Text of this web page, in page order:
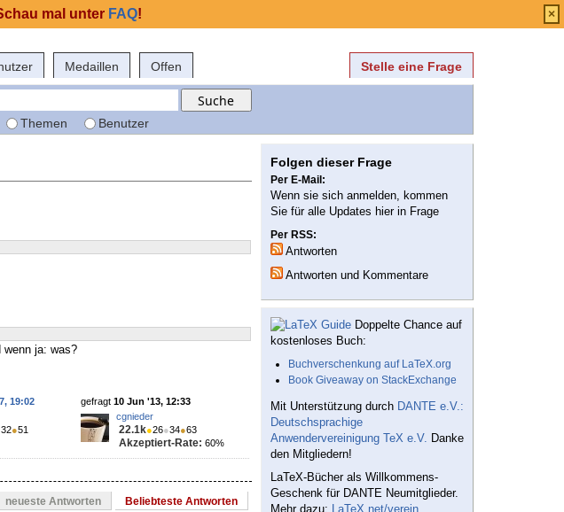
Medaillen Offen Stelle eine Frage
Themen Benutzer
wenn ja: was?
gefragt 10 Jun '13, 12:33
cgnieder
22.1k●26●34●63
Akzeptiert-Rate: 60%
19:02
32●51
neueste Antworten Beliebteste Antworten
Folgen dieser Frage
Per E-Mail:
Wenn sie sich anmelden, kommen
Sie für alle Updates hier in Frage
Per RSS:
Antworten
Antworten und Kommentare
Doppelte Chance auf
kostenloses Buch:
Buchverschenkung auf LaTeX.org
Book Giveaway on StackExchange
Mit Unterstützung durch DANTE e.V.:
Deutschsprachige
Anwendervereinigung TeX e.V. Danke
den Mitgliedern!
LaTeX-Bücher als Willkommens-
Geschenk für DANTE Neumitglieder.
Mehr dazu: LaTeX.net/verein
mal unter FAQ! ×